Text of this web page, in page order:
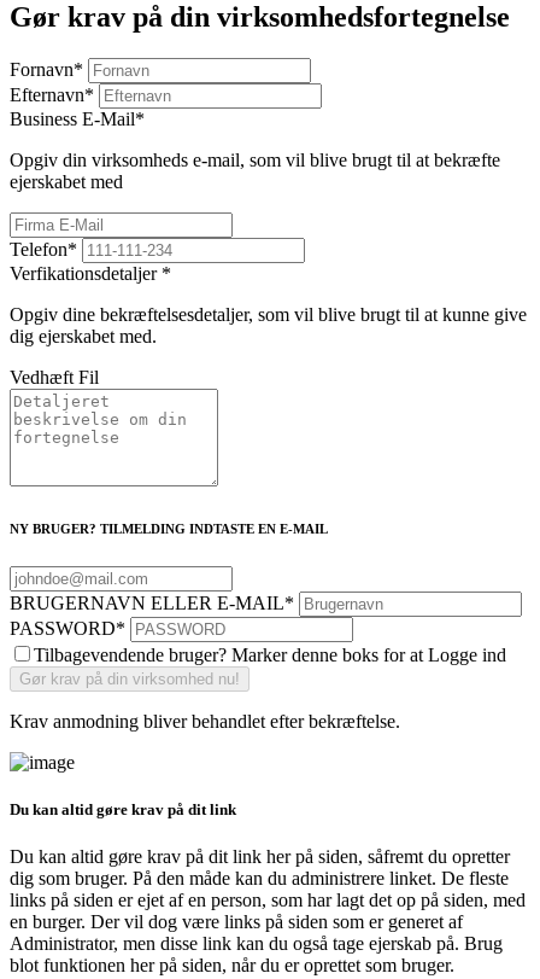
Gør krav på din virksomhedsfortegnelse
Fornavn*
Efternavn*
Business E-Mail*
Opgiv din virksomheds e-mail, som vil blive brugt til at bekræfte
ejerskabet med
Telefon*
Verfikationsdetaljer *
Opgiv dine bekræftelsesdetaljer, som vil blive brugt til at kunne give
dig ejerskabet med.
Vedhæft Fil
NY BRUGER? TILMELDING INDTASTE EN E-MAIL
BRUGERNAVN ELLER E-MAIL*
PASSWORD*
Tilbagevendende bruger? Marker denne boks for at Logge ind
Krav anmodning bliver behandlet efter bekræftelse.
Du kan altid gøre krav på dit link
Du kan altid gøre krav på dit link her på siden, såfremt du opretter
dig som bruger. På den måde kan du administrere linket. De fleste
links på siden er ejet af en person, som har lagt det op på siden, med
en burger. Der vil dog være links på siden som er generet af
Administrator, men disse link kan du også tage ejerskab på. Brug
blot funktionen her på siden, når du er oprettet som bruger.